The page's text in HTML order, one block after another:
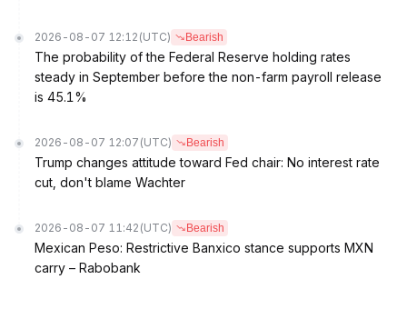
2026-08-07 12:12 (UTC) Bearish
The probability of the Federal Reserve holding rates
steady in September before the non-farm payroll release
is 45.1%
2026-08-07 12:07 (UTC) Bearish
Trump changes attitude toward Fed chair: No interest rate
cut, don't blame Wachter
2026-08-07 11:42 (UTC) Bearish
Mexican Peso: Restrictive Banxico stance supports MXN
carry – Rabobank